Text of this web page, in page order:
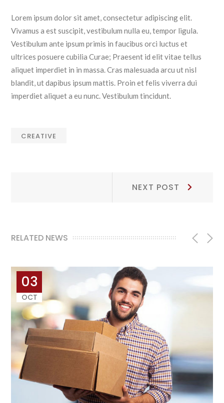
Lorem ipsum dolor sit amet, consectetur adipiscing elit.
Vivamus a est suscipit, vestibulum nulla eu, tempor ligula.
Vestibulum ante ipsum primis in faucibus orci luctus et
ultrices posuere cubilia Curae; Praesent id elit vitae tellus
aliquet imperdiet in in massa. Cras malesuada arcu ut nisl
blandit, ut dapibus ipsum mattis. Proin et felis viverra dui
imperdiet aliquet a eu nunc. Vestibulum tincidunt.
CREATIVE
NEXT POST Post:
RELATED NEWS
03
OCT